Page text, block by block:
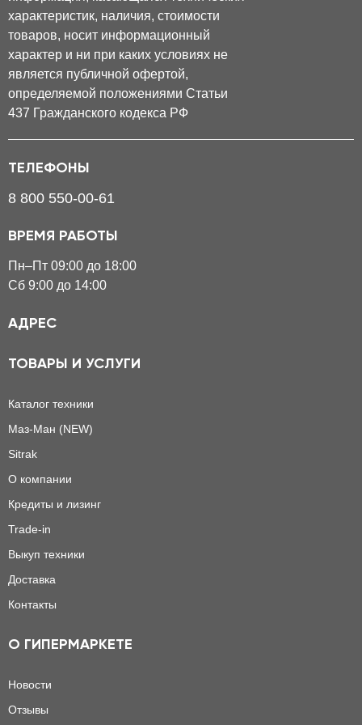
характеристик, наличия, стоимости
товаров, носит информационный
характер и ни при каких условиях не
является публичной офертой,
определяемой положениями Статьи
437 Гражданского кодекса РФ
ТЕЛЕФОНЫ
8 800 550-00-61
ВРЕМЯ РАБОТЫ
Пн–Пт 09:00 до 18:00
Сб 9:00 до 14:00
АДРЕС
ТОВАРЫ И УСЛУГИ
Каталог техники
Маз-Ман (NEW)
Sitrak
О компании
Кредиты и лизинг
Trade-in
Выкуп техники
Доставка
Контакты
О ГИПЕРМАРКЕТЕ
Новости
Отзывы